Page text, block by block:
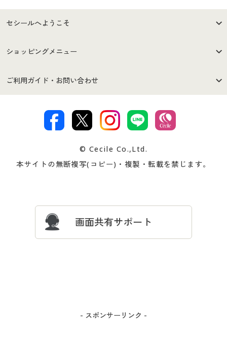
セシールへようこそ
はじめての方へ
セシールご利用規約
著作権・商標について 会社案内
ショッピングメニュー
商品カテゴリ
プレゼント＆キャンペーン サイトマップ
ご利用ガイド・お問い合わせ
交換・返品は お支払は
ついて
忘れの場合
© Cecile Co.,Ltd.
本サイトの無断複写(コピー)・複製・転載を禁じます。
画面共有サポート
- スポンサーリンク -